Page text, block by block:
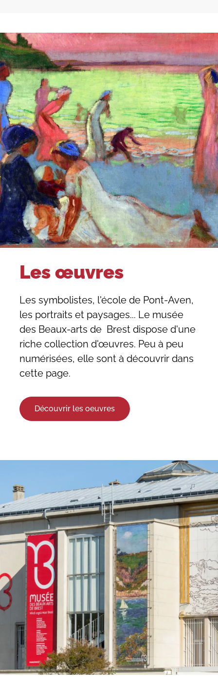
Les œuvres
Les symbolistes, l'école de Pont-Aven,
les portraits et paysages... Le musée
des Beaux-arts de Brest dispose d'une
riche collection d'œuvres. Peu à peu
numérisées, elle sont à découvrir dans
cette page.
Découvrir les oeuvres